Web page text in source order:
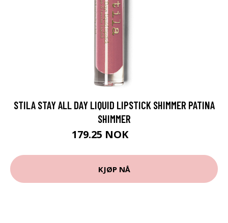
STILA STAY ALL DAY LIQUID LIPSTICK SHIMMER PATINA
SHIMMER
179.25 NOK
KJØP NÅ